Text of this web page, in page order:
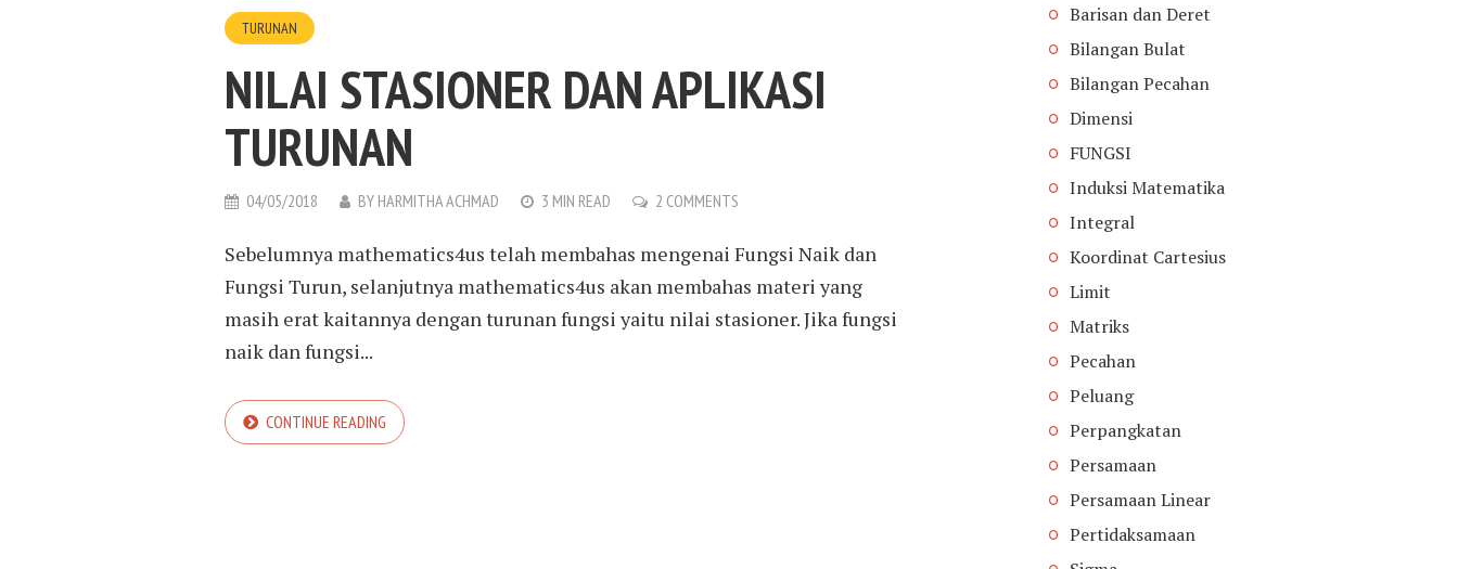
TURUNAN
NILAI STASIONER DAN APLIKASI
TURUNAN
04/05/2018 BY HARMITHA ACHMAD 3 MIN READ 2 COMMENTS
Sebelumnya mathematics4us telah membahas mengenai Fungsi Naik dan
Fungsi Turun, selanjutnya mathematics4us akan membahas materi yang
masih erat kaitannya dengan turunan fungsi yaitu nilai stasioner. Jika fungsi
naik dan fungsi...
CONTINUE READING
Barisan dan Deret
Bilangan Bulat
Bilangan Pecahan
Dimensi
FUNGSI
Induksi Matematika
Integral
Koordinat Cartesius
Limit
Matriks
Pecahan
Peluang
Perpangkatan
Persamaan
Persamaan Linear
Pertidaksamaan